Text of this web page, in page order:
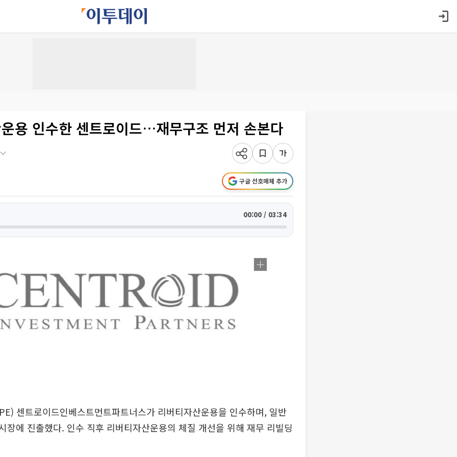
용 인수한 센트로이드…재무구조 먼저 손본다
구글 선호매체 추가
00:00 / 03:34
센트로이드인베스트먼트파트너스가 리버티자산운용을 인수하며, 일반
장에 진출했다. 인수 직후 리버티자산운용의 체질 개선을 위해 재무 리빌딩